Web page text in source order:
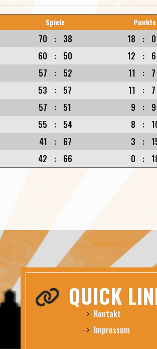
Spiele Punkte
70 : 38 18 :
0
60 : 50 12 :
6
57 : 52 11 :
7
53 : 57 11 :
7
57 : 51 9 :
9
55 : 54 8 :
41 : 67 3 :
42 : 66 0 :
QUICK
Kontakt
Impressum